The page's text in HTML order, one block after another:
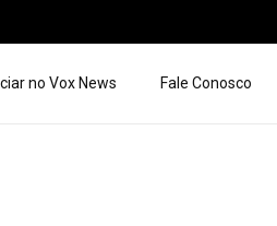
no Vox News Fale Conosco